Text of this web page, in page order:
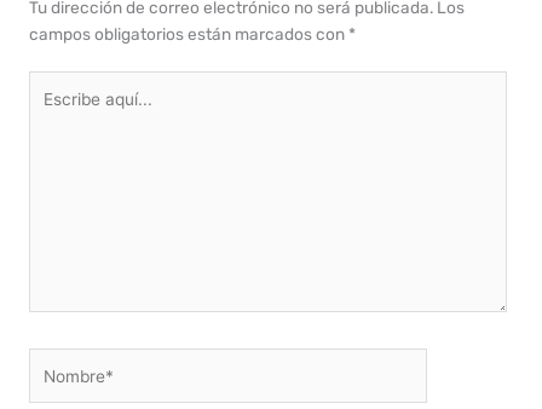
Tu dirección de correo electrónico no será publicada. Los
campos obligatorios están marcados con *
aquí...